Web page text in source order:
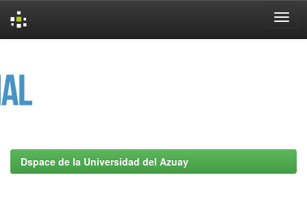
Dspace de la Universidad del Azuay